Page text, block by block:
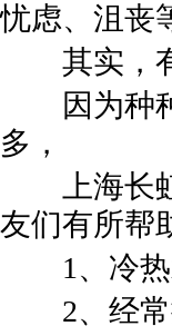
忧虑、沮丧
其实，有
因为种种
多，
上海长虹
友们有所帮
1、冷热
2、经常